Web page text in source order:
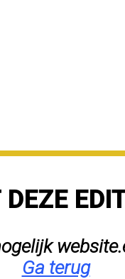
Ga terug